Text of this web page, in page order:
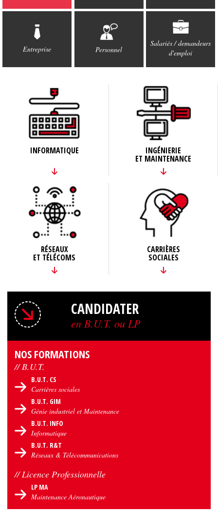
Entreprise Personnel
Salariés / demandeurs
d'emploi
INFORMATIQUE INGÉNIERIE
ET MAINTENANCE
RÉSEAUX
ET TÉLÉCOMS
CARRIÈRES
SOCIALES
CANDIDATER
en B.U.T. ou LP
NOS FORMATIONS
// B.U.T.
B.U.T. CS
Carrières sociales
B.U.T. GIM
Génie industriel et Maintenance
B.U.T. INFO
Informatique
B.U.T. R&T
Réseaux & Télécommunications
// Licence Professionnelle
LP MA
Maintenance Aéronautique